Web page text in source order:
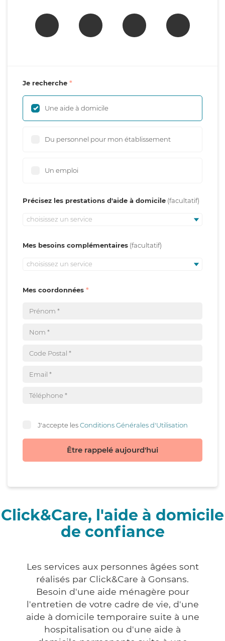
Je recherche
Une aide à domicile
Du personnel pour mon établissement
Un emploi
Précisez les prestations d'aide à domicile
choisissez un service
Mes besoins complémentaires
choisissez un service
Mes coordonnées
J'accepte lesConditions Générales d'Utilisation
Être rappelé aujourd'hui
Click&Care, l'aide à domicile
de confiance
Les services aux personnes âgées sont
réalisés par Click&Care à Gonsans.
Besoin d'une aide ménagère pour
l'entretien de votre cadre de vie, d'une
aide à domicile temporaire suite à une
hospitalisation ou d'une aide à